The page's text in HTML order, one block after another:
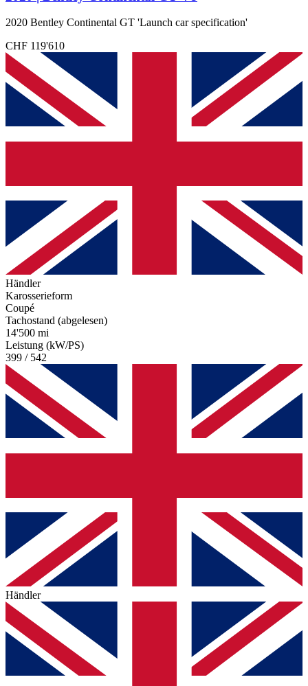
2020 Bentley Continental GT 'Launch car specification'
CHF 119'610
Händler
Karosserieform
Coupé
Tachostand (abgelesen)
14'500 mi
Leistung (kW/PS)
399 / 542
Händler